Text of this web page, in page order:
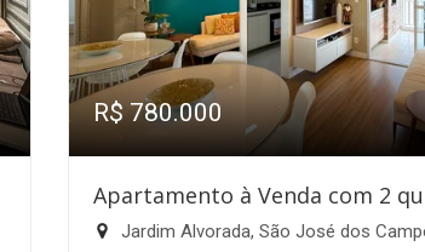
R$ 780.000
Apartamento à Venda com 2
Jardim Alvorada, São José dos